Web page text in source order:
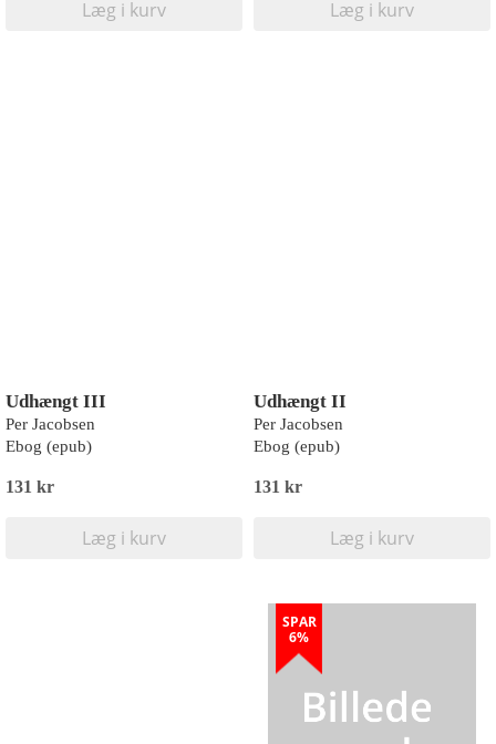
Læg i kurv Læg i kurv
Udhængt III
Per Jacobsen
Ebog (epub)
131 kr
Læg i kurv
Udhængt II
Per Jacobsen
Ebog (epub)
131 kr
Læg i kurv
SPAR
6%